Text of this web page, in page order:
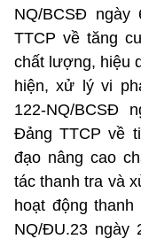
NQ/BCSĐ ngày
TTCP về tăng
chất lượng, hiệu
hiện, xử lý vi
122-NQ/BCSĐ
Đảng TTCP về
đạo nâng cao
tác thanh tra và
hoạt động
NQ/ĐU.23 ngày